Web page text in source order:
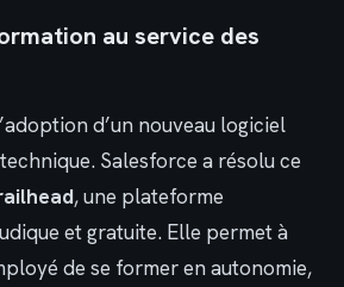
au service des
d’un nouveau logiciel
Salesforce a résolu ce
, une plateforme
et gratuite. Elle permet à
de se former en autonomie,